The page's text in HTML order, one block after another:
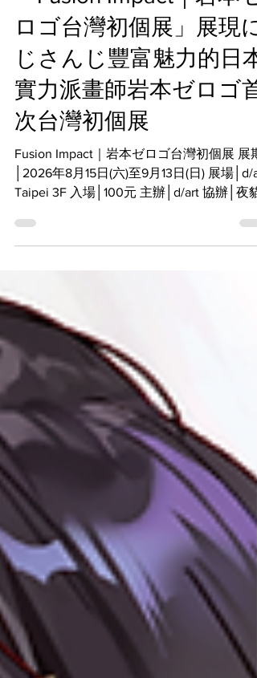
7月26日
「Fusion Impact｜岩本ゼ
ロゴ台灣初個展」展現に
じさんじ豐富魅力的日本
實力派畫師岩本ゼロゴ首
次台灣初個展
Fusion Impact｜岩本ゼロゴ台灣初個展 展期
│2026年8月15日(六)至9月13日(日) 展場│d/
團體服裝設計的日本實力派畫師岩本ゼロゴ
邀於2026年8月15日(六)至9月13日(日)在西門
町d/art畫廊展出「Fusion Impact｜岩本ゼロ
ゴ台灣初個展」！ 岩本ゼロゴ自東京藝術大
學雕塑系畢業，憑藉著正統雕塑訓練賦予對
體感、空間關係與材質表現的精準掌握力，
他的畫作注入了令人讚嘆的生動肢體語言與
烈的視覺魅力，從輕小說封面插畫、遊戲主
覺設計、動畫角色設計原案，到VTuber大型
活動主視覺美術，迅速在商業領域嶄露頭角
以驚人的跨界技術力從雕塑創作領域華麗轉
成為日本最受矚目的實力派畫師之一。
年首本個人畫集《REFLECTION》收錄了岩
ゼロゴ為角色設計與封面插畫繪製細膩優美
線稿，以及強而有力的油畫厚塗感詮釋的遊
與大型活動主視覺畫作，呈現了岩本ゼロゴ